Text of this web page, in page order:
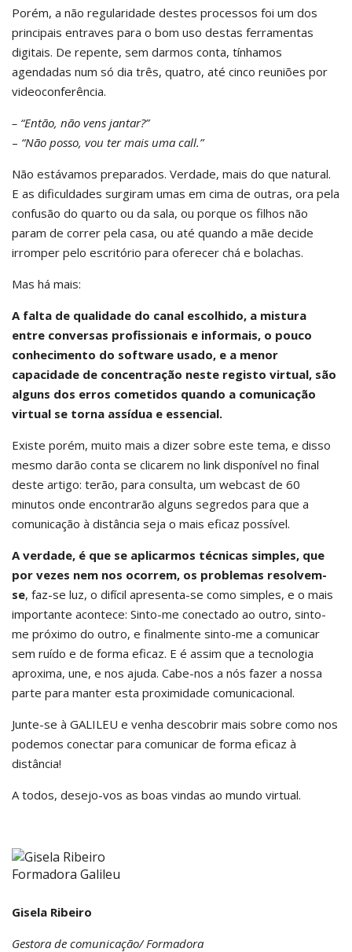
Porém, a não regularidade destes processos foi um dos
principais entraves para o bom uso destas ferramentas
digitais. De repente, sem darmos conta, tínhamos
agendadas num só dia três, quatro, até cinco reuniões por
videoconferência.
– “Então, não vens jantar?”
– “Não posso, vou ter mais uma call.”
Não estávamos preparados. Verdade, mais do que natural.
E as dificuldades surgiram umas em cima de outras, ora pela
confusão do quarto ou da sala, ou porque os filhos não
param de correr pela casa, ou até quando a mãe decide
irromper pelo escritório para oferecer chá e bolachas.
Mas há mais:
A falta de qualidade do canal escolhido, a mistura
entre conversas profissionais e informais, o pouco
conhecimento do software usado, e a menor
capacidade de concentração neste registo virtual, são
alguns dos erros cometidos quando a comunicação
virtual se torna assídua e essencial.
Existe porém, muito mais a dizer sobre este tema, e disso
mesmo darão conta se clicarem no link disponível no final
deste artigo: terão, para consulta, um webcast de 60
minutos onde encontrarão alguns segredos para que a
comunicação à distância seja o mais eficaz possível.
A verdade, é que se aplicarmos técnicas simples, que
por vezes nem nos ocorrem, os problemas resolvem-
se, faz-se luz, o difícil apresenta-se como simples, e o mais
importante acontece: Sinto-me conectado ao outro, sinto-
me próximo do outro, e finalmente sinto-me a comunicar
sem ruído e de forma eficaz. E é assim que a tecnologia
aproxima, une, e nos ajuda. Cabe-nos a nós fazer a nossa
parte para manter esta proximidade comunicacional.
Junte-se à GALILEU e venha descobrir mais sobre como nos
podemos conectar para comunicar de forma eficaz à
distância!
A todos, desejo-vos as boas vindas ao mundo virtual.
Gisela Ribeiro
Gestora de comunicação/ Formadora